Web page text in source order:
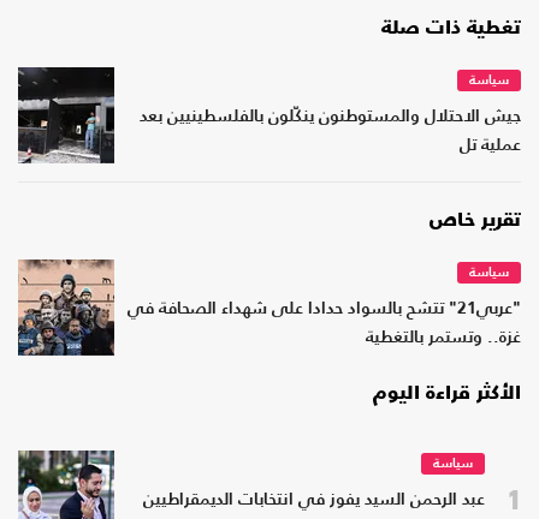
تغطية ذات صلة
سياسة
جيش الاحتلال والمستوطنون ينكّلون بالفلسطينيين بعد
عملية تل
تقرير خاص
سياسة
"عربي21" تتشح بالسواد حدادا على شهداء الصحافة في
غزة.. وتستمر بالتغطية
الأكثر قراءة اليوم
1
سياسة
عبد الرحمن السيد يفوز في انتخابات الديمقراطيين